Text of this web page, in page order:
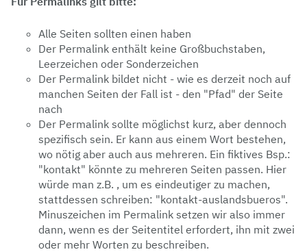
Alle Seiten sollten einen haben
Der Permalink enthält keine Großbuchstaben,
Leerzeichen oder Sonderzeichen
Der Permalink bildet nicht - wie es derzeit noch auf
manchen Seiten der Fall ist - den "Pfad" der Seite
nach
Der Permalink sollte möglichst kurz, aber dennoch
spezifisch sein. Er kann aus einem Wort bestehen,
wo nötig aber auch aus mehreren. Ein fiktives Bsp.:
"kontakt" könnte zu mehreren Seiten passen. Hier
würde man z.B. , um es eindeutiger zu machen,
stattdessen schreiben: "kontakt-auslandsbueros".
Minuszeichen im Permalink setzen wir also immer
dann, wenn es der Seitentitel erfordert, ihn mit zwei
oder mehr Worten zu beschreiben.